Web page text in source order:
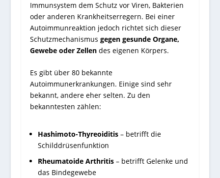
Immunsystem dem Schutz vor Viren, Bakterien
oder anderen Krankheitserregern. Bei einer
Autoimmunreaktion jedoch richtet sich dieser
Schutzmechanismus gegen gesunde Organe,
Gewebe oder Zellendes eigenen Körpers.
Es gibt über 80 bekannte
Autoimmunerkrankungen. Einige sind sehr
bekannt, andere eher selten. Zu den
bekanntesten zählen:
Hashimoto-Thyreoiditis– betrifft die
Schilddrüsenfunktion
Rheumatoide Arthritis– betrifft Gelenke und
das Bindegewebe